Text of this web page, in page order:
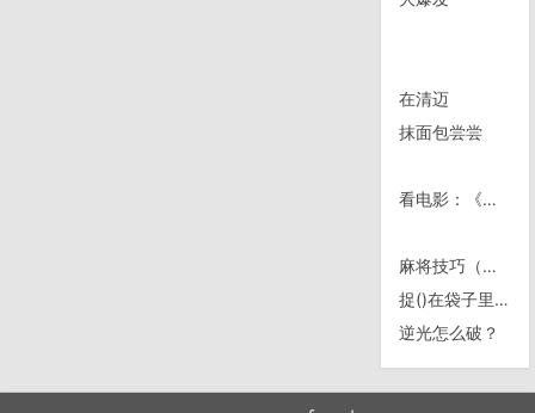
在清迈
抹面包尝尝
看电影：《改编剧本(Adaptation)》
麻将技巧（转）
捉()在袋子里。
逆光怎么破？